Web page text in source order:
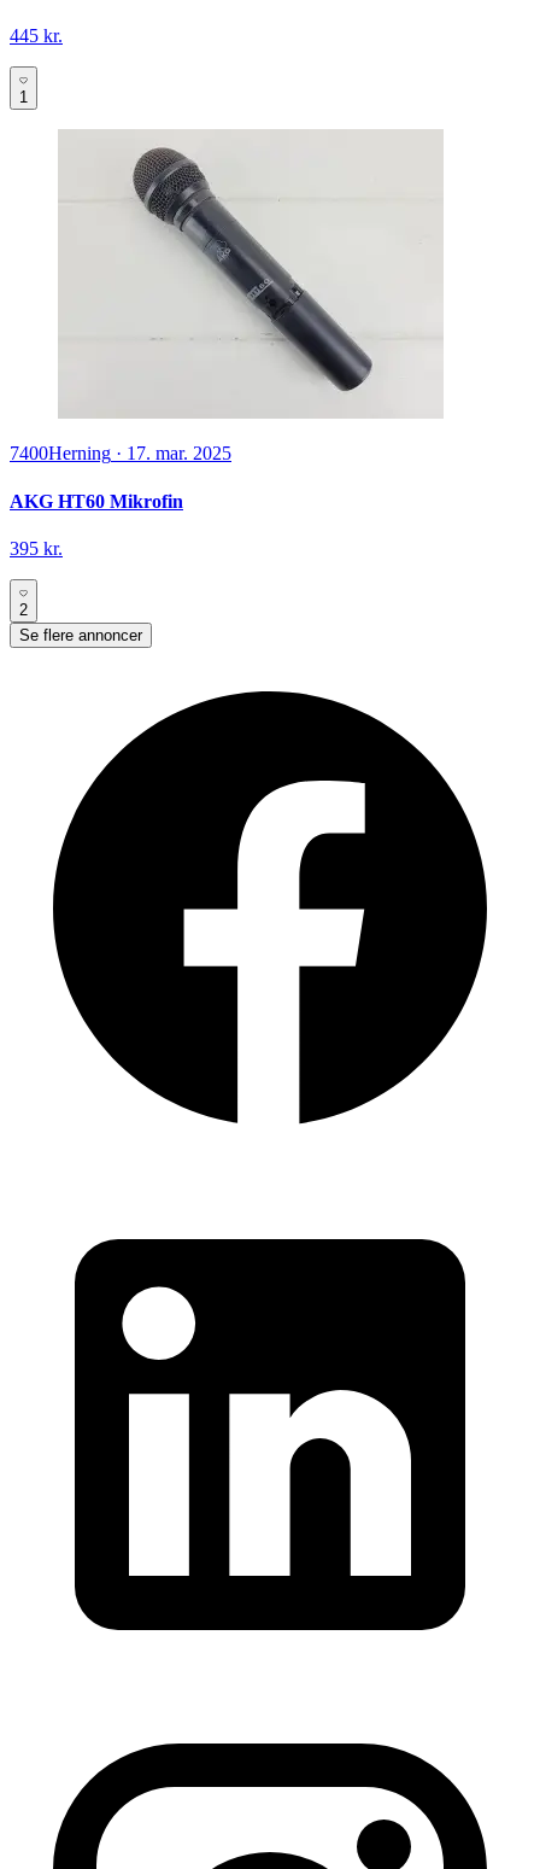
445 kr.
1
7400Herning · 17. mar. 2025
AKG HT60 Mikrofin
395 kr.
2
Se flere annoncer